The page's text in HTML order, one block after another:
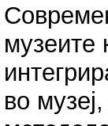
музеите
во